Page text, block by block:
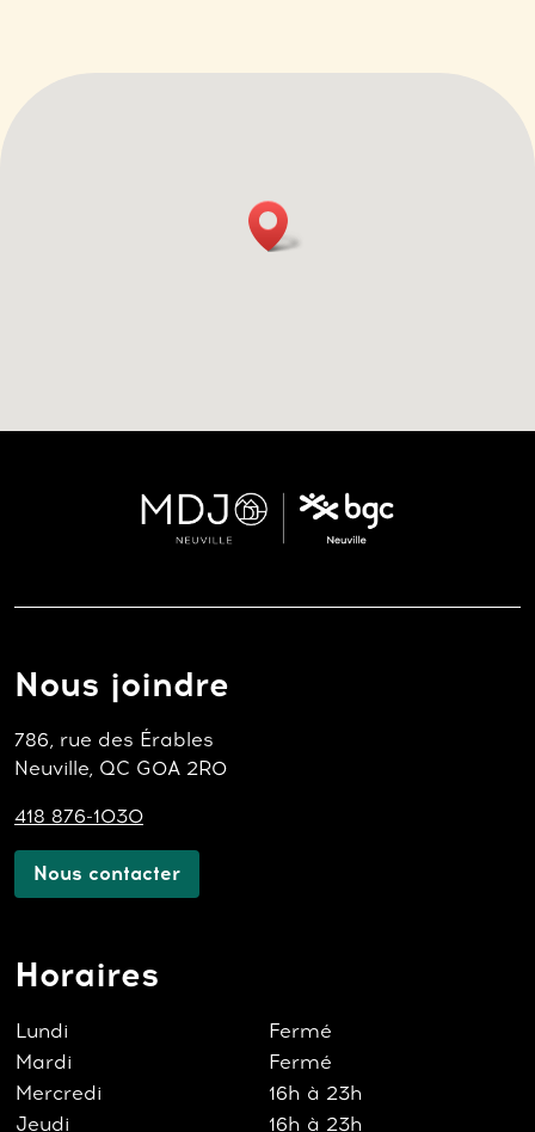
Nous joindre
786, rue des Érables
Neuville, QC G0A 2R0
418 876-1030
Nous contacter
Horaires
Lundi
Fermé
Mardi
Fermé
Mercredi
16h à 23h
Jeudi
16h à 23h